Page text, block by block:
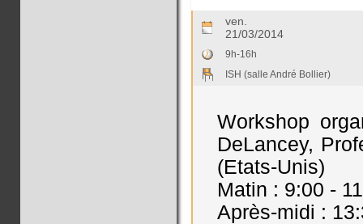
ven.
21/03/2014
9h-16h
ISH (salle André Bollier)
Workshop
DeLancey,
(Etats-Unis)
Matin : 9:00 -
Après-midi :